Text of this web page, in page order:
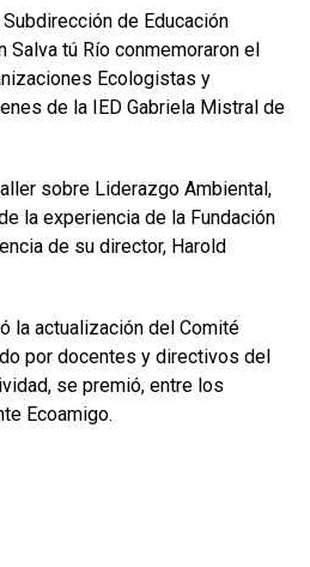
de Educación
Salva tú Río conmemoraron el
Ecologistas y
de la IED Gabriela Mistral de
sobre Liderazgo Ambiental,
la experiencia de la Fundación
de su director, Harold
la actualización del Comité
por docentes y directivos del
se premió, entre los
Ecoamigo.